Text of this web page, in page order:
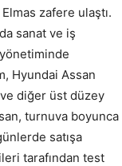
zafere ulaştı.
sanat ve iş
Hyundai Assan
diğer üst düzey
turnuva boyunca
satışa
tarafından test